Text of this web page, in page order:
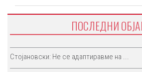
ПОСЛЕДНИ
Стојановски: Не се адаптиравме на ...